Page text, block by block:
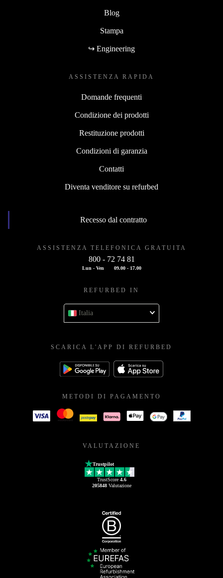
Blog
Stampa
↪ Engineering
ASSISTENZA RAPIDA
Domande frequenti
Condizione dei prodotti
Restituzione prodotti
Condizioni di garanzia
Contatti
Diventa venditore su refurbed
Recesso dal contratto
ASSISTENZA TELEFONICA GRATUITA
800 - 72 74 81
Lun - Ven 09.00 - 17.00
REFURBED IN
Italia
SCARICA L'APP DI REFURBED
METODI DI PAGAMENTO
VALUTAZIONE
Trustpilot
TrustScore 4.6
205848Valutazione